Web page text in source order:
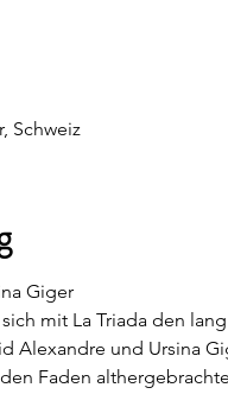
Schweiz
Giger
mit La Triada den
Alexandre und Ursina
Faden